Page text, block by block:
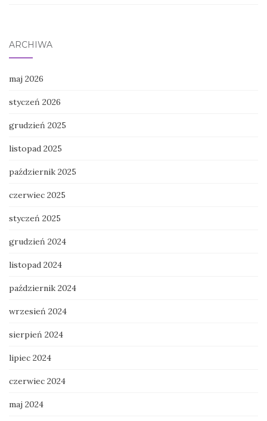
ARCHIWA
maj 2026
styczeń 2026
grudzień 2025
listopad 2025
październik 2025
czerwiec 2025
styczeń 2025
grudzień 2024
listopad 2024
październik 2024
wrzesień 2024
sierpień 2024
lipiec 2024
czerwiec 2024
maj 2024